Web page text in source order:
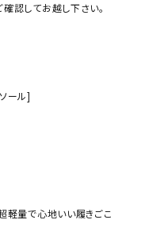
認してお越し下さい。
ール]
軽量で心地いい履きごこ